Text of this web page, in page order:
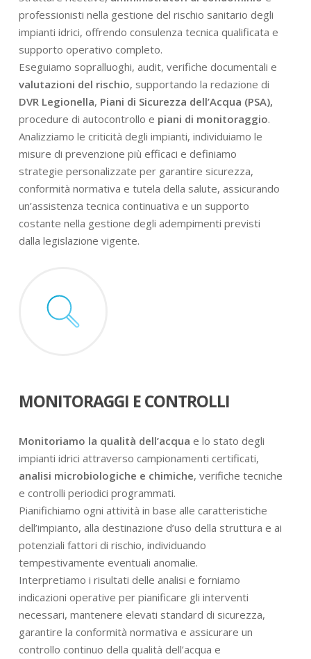
professionisti nella gestione del rischio sanitario degli
impianti idrici, offrendo consulenza tecnica qualificata e
supporto operativo completo.
Eseguiamo sopralluoghi, audit, verifiche documentali e
valutazioni del rischio, supportando la redazione di
DVR Legionella, Piani di Sicurezza dell’Acqua (PSA),
procedure di autocontrollo e piani di monitoraggio.
Analizziamo le criticità degli impianti, individuiamo le
misure di prevenzione più efficaci e definiamo
strategie personalizzate per garantire sicurezza,
conformità normativa e tutela della salute, assicurando
un’assistenza tecnica continuativa e un supporto
costante nella gestione degli adempimenti previsti
dalla legislazione vigente.
MONITORAGGI E CONTROLLI
Monitoriamo la qualità dell’acqua e lo stato degli
impianti idrici attraverso campionamenti certificati,
analisi microbiologiche e chimiche, verifiche tecniche
e controlli periodici programmati.
Pianifichiamo ogni attività in base alle caratteristiche
dell’impianto, alla destinazione d’uso della struttura e ai
potenziali fattori di rischio, individuando
tempestivamente eventuali anomalie.
Interpretiamo i risultati delle analisi e forniamo
indicazioni operative per pianificare gli interventi
necessari, mantenere elevati standard di sicurezza,
garantire la conformità normativa e assicurare un
controllo continuo della qualità dell’acqua e